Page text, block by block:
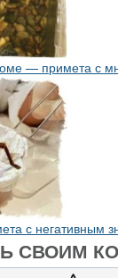
— примета с
с негативным
СВОИМ